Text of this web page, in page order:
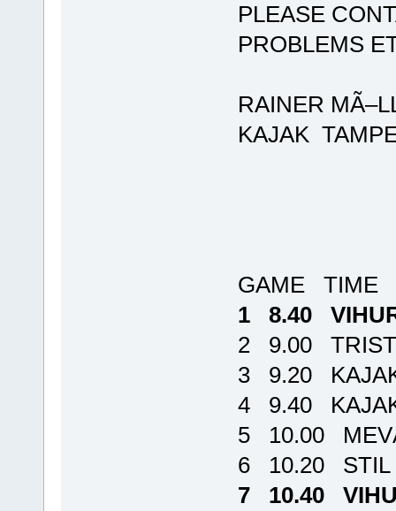
PLEASE
PROBLEMS
RAINER
KAJAK
GAME TIME
1 8.40
2 9.00
3 9.20
4 9.40
5 10.00
6 10.20 STIL
7 10.40